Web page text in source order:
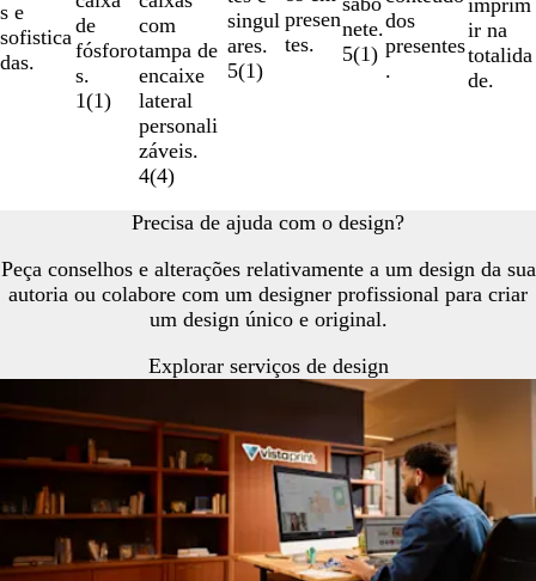
s e
sofistica
das.
de
fósforo
s.
1(1)
com
tampa de
encaixe
lateral
personali
záveis.
4(4)
singul
ares.
5(1)
presen
tes.
nete.
5(1)
dos
presentes
.
imprim
ir na
totalida
de.
Precisa de ajuda com o design?
Peça conselhos e alterações relativamente a um design da sua
autoria ou colabore com um designer profissional para criar
um design único e original.
Explorar serviços de design